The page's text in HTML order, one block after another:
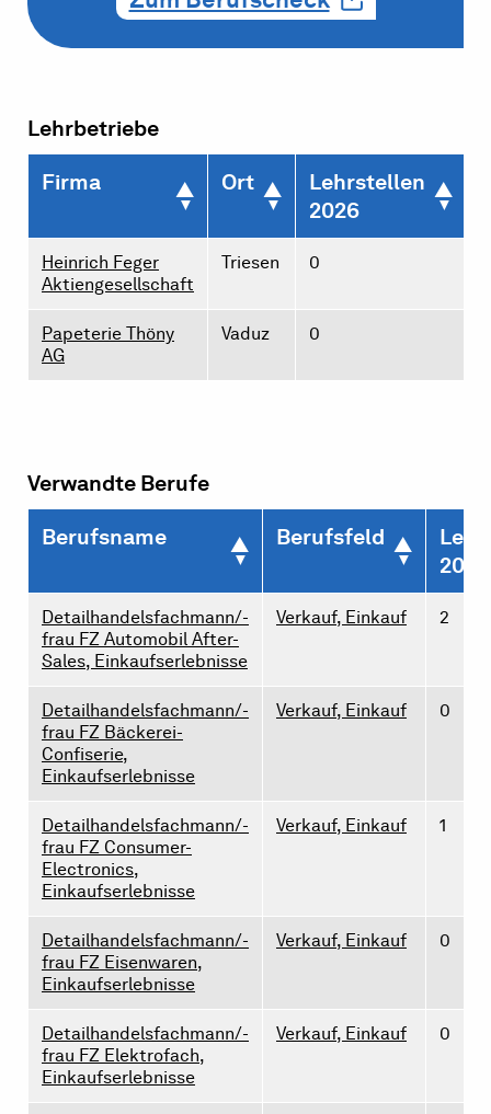
Lehrbetriebe
Firma Ort
Lehrstellen
2026
Heinrich Feger
Aktiengesellschaft
Triesen 0
Papeterie Thöny
AG
Vaduz 0
Verwandte Berufe
Berufsname Berufsfeld
2026
Detailhandelsfachmann/-
frau FZ Automobil After-
Sales, Einkaufserlebnisse
Verkauf, Einkauf 2
Detailhandelsfachmann/-
frau FZ Bäckerei-
Confiserie,
Einkaufserlebnisse
Verkauf, Einkauf 0
Detailhandelsfachmann/-
frau FZ Consumer-
Electronics,
Einkaufserlebnisse
Verkauf, Einkauf 1
Detailhandelsfachmann/-
frau FZ Eisenwaren,
Einkaufserlebnisse
Verkauf, Einkauf 0
Detailhandelsfachmann/-
frau FZ Elektrofach,
Einkaufserlebnisse
Verkauf, Einkauf 0